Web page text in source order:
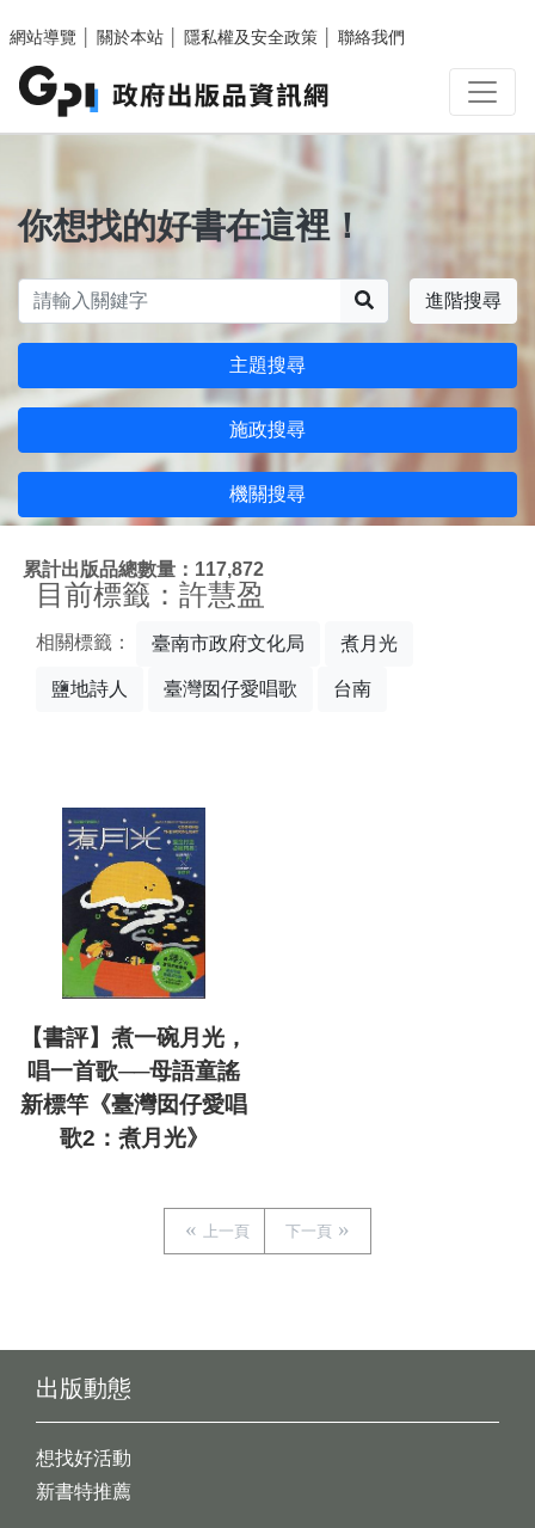
網站導覽
關於本站 隱私權及安全政策 聯絡我們
你想找的好書在這裡！
進階搜尋
主題搜尋
施政搜尋
機關搜尋
累計出版品總數量：117,872
目前標籤：許慧盈
相關標籤： 臺南市政府文化局 煮月光
鹽地詩人 臺灣囡仔愛唱歌 台南
【書評】煮一碗月光，
唱一首歌──母語童謠
新標竿《臺灣囡仔愛唱
歌2：煮月光》
上一頁 下一頁
出版動態
想找好活動
新書特推薦